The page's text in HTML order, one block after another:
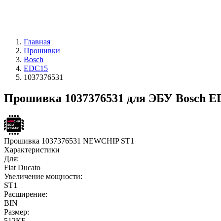
Главная
Прошивки
Bosch
EDC15
1037376531
Прошивка 1037376531 для ЭБУ Bosch
Прошивка 1037376531 NEWCHIP ST1
Характеристики
Для:
Fiat Ducato
Увеличение мощности:
ST1
Расширение:
BIN
Размер: